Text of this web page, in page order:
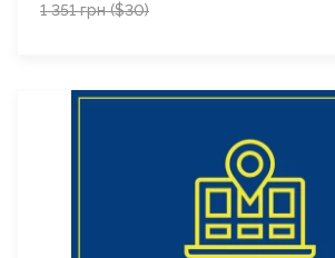
1 351 грн ($30)